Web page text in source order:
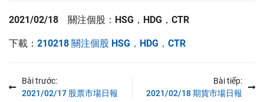
2021/02/18 關注個股：HSG，HDG，CTR
下載： 210218 關注個股 HSG，HDG，CTR
Bài trước:
2021/02/17 股票市場日報
Bài tiếp:
2021/02/18 期貨市場日報